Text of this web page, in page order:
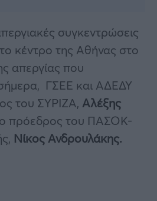
συγκεντρώσεις
κέντρο της Αθήνας στο
απεργίας που
ΓΣΕΕ και ΑΔΕΔΥ
του ΣΥΡΙΖΑ, Αλέξης
ο πρόεδρος του ΠΑΣΟΚ-
Νίκος Ανδρουλάκης.